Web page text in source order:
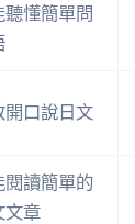
聽懂簡單問
開口說日文
閱讀簡單的
文章